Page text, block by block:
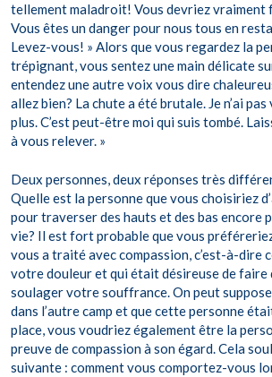
tellement maladroit! Vous devriez
Vous êtes un danger pour nous tous en
Levez-vous! » Alors que vous regardez la
trépignant, vous sentez une main délicate
entendez une autre voix vous dire
allez bien? La chute a été brutale. Je n’ai
plus. C’est peut-être moi qui suis tombé.
à vous relever. »
Deux personnes, deux réponses très
Quelle est la personne que vous choisiriez
pour traverser des hauts et des bas encore
vie? Il est fort probable que vous
vous a traité avec compassion, c’est-à-dire
votre douleur et qui était désireuse de faire
soulager votre souffrance. On peut
dans l’autre camp et que cette personne
place, vous voudriez également être la
preuve de compassion à son égard. Cela
suivante : comment vous comportez-vous